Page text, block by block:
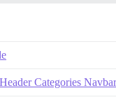
Categories